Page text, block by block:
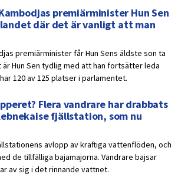
premiärminister Hun Sen
där det är vanligt att man
premiärminister får Hun Sens äldste son ta
Hun Sen tydlig med att han fortsätter leda
120 av 125 platser i parlamentet.
Flera vandrare har drabbats
fjällstation, som nu
avlopp av kraftiga vattenflöden, och
de tillfälliga bajamajorna. Vandrare bajsar
av sig i det rinnande vattnet.